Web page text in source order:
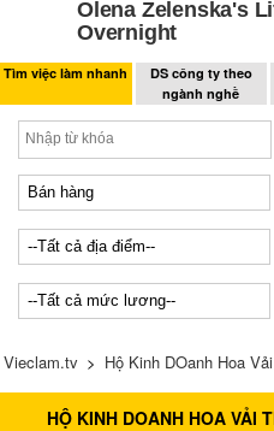
Tìm việc làm nhanh
DS công ty theo
ngành nghề
Vieclam.tv > Hộ Kinh DOanh Hoa
HỘ KINH DOANH HOA VẢI